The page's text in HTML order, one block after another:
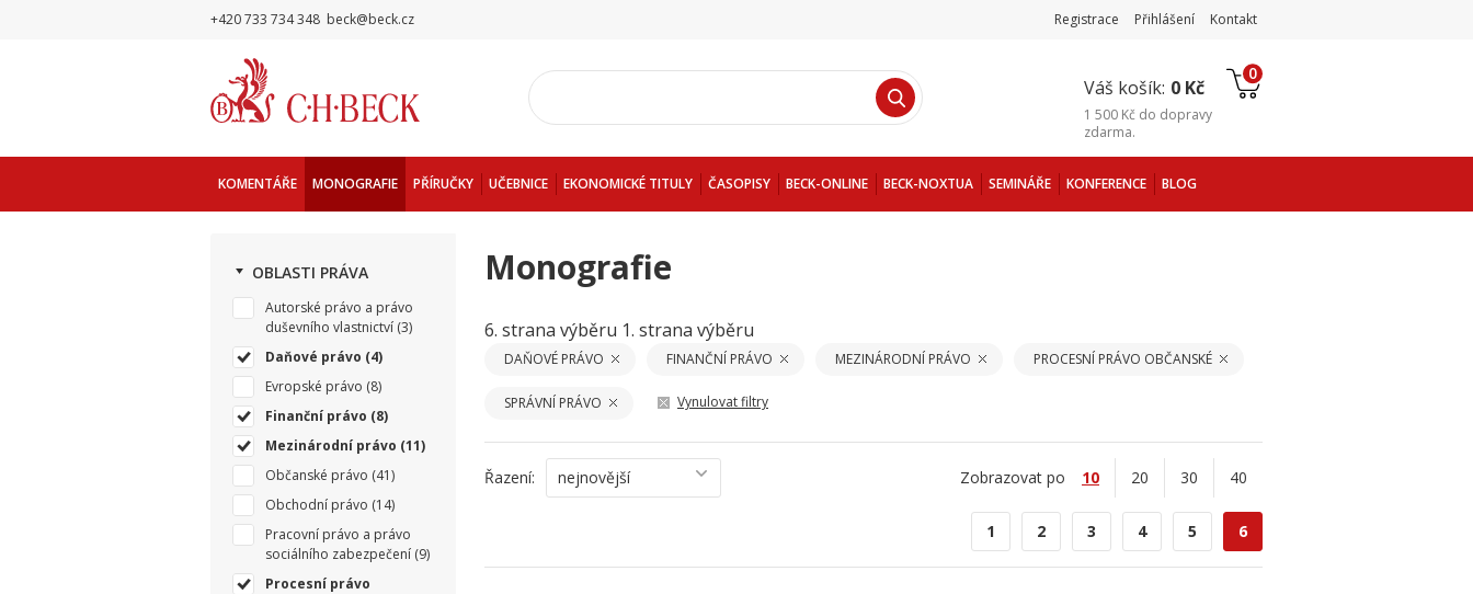
+420 733 734 348 beck@beck.cz Registrace Přihlášení Kontakt
Váš košík: 0 Kč
0
1 500 Kč do dopravy
zdarma.
KOMENTÁŘE MONOGRAFIE PŘÍRUČKY UČEBNICE EKONOMICKÉ TITULY ČASOPISY BECK-ONLINE BECK-NOXTUA SEMINÁŘE KONFERENCE BLOG
OBLASTI PRÁVA
Autorské právo a právo
duševního vlastnictví (3)
Daňové právo (4)
Evropské právo (8)
Finanční právo (8)
Mezinárodní právo (11)
Občanské právo (41)
Obchodní právo (14)
Pracovní právo a právo
sociálního zabezpečení (9)
Procesní právo
Monografie
6. strana výběru 1. strana výběru
DAŇOVÉ PRÁVO FINANČNÍ PRÁVO MEZINÁRODNÍ PRÁVO PROCESNÍ PRÁVO OBČANSKÉ
SPRÁVNÍ PRÁVO Vynulovat filtry
Řazení: nejnovější Zobrazovat po 10 20 30 40
1 2 3 4 5 6